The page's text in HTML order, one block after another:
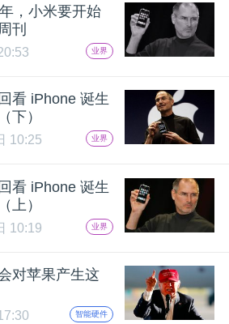
，小米要开始
刊
业界
看 iPhone 诞生
下）
10:25 业界
看 iPhone 诞生
上）
10:19 业界
对苹果产生这
智能硬件